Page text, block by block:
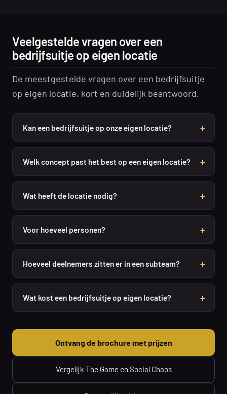
Veelgestelde vragen over een
bedrijfsuitje op eigen locatie
De meestgestelde vragen over een bedrijfsuitje
op eigen locatie, kort en duidelijk beantwoord.
Kan een bedrijfsuitje op onze eigen locatie?
Welk concept past het best op een eigen locatie?
Wat heeft de locatie nodig?
Voor hoeveel personen?
Hoeveel deelnemers zitten er in een subteam?
Wat kost een bedrijfsuitje op eigen locatie?
Ontvang de brochure met prijzen
Vergelijk The Game en Social Chaos